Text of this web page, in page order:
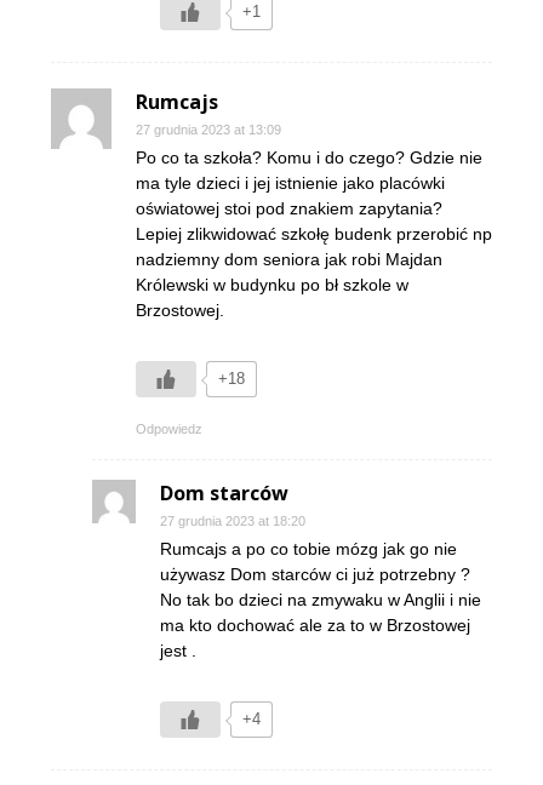
+1
Rumcajs
27 grudnia 2023 at 13:09
Po co ta szkoła? Komu i do czego? Gdzie nie
ma tyle dzieci i jej istnienie jako placówki
oświatowej stoi pod znakiem zapytania?
Lepiej zlikwidować szkołę budenk przerobić np
nadziemny dom seniora jak robi Majdan
Królewski w budynku po bł szkole w
Brzostowej.
+18
Odpowiedz
Dom starców
27 grudnia 2023 at 18:20
Rumcajs a po co tobie mózg jak go nie
używasz Dom starców ci już potrzebny ?
No tak bo dzieci na zmywaku w Anglii i nie
ma kto dochować ale za to w Brzostowej
jest .
+4